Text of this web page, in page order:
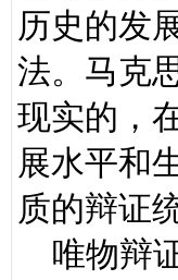
历史的发
法。马克
现实的，
展水平和
质的辩证
唯物辩